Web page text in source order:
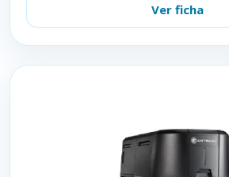
Ver ficha